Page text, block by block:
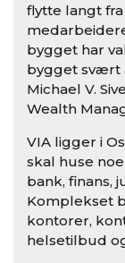
flytte langt fra
bygget har
bygget svært
Michael V.
Wealth
VIA ligger i
skal huse
bank, finans,
Komplekset
kontorer,
helsetilbud